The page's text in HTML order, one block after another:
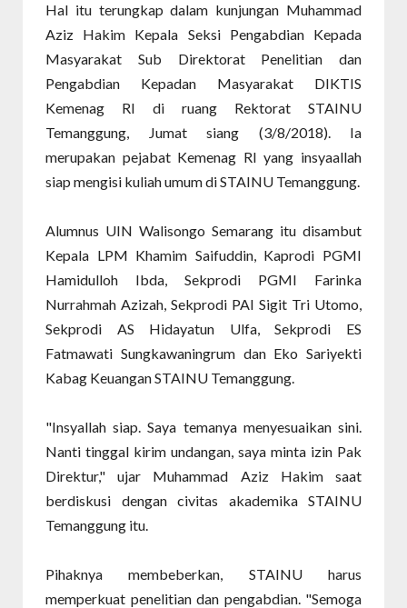
Hal itu terungkap dalam kunjungan Muhammad
Aziz Hakim Kepala Seksi Pengabdian Kepada
Masyarakat Sub Direktorat Penelitian dan
Pengabdian Kepadan Masyarakat DIKTIS
Kemenag RI di ruang Rektorat STAINU
Temanggung, Jumat siang (3/8/2018). Ia
merupakan pejabat Kemenag RI yang insyaallah
siap mengisi kuliah umum di STAINU Temanggung.
Alumnus UIN Walisongo Semarang itu disambut
Kepala LPM Khamim Saifuddin, Kaprodi PGMI
Hamidulloh Ibda, Sekprodi PGMI Farinka
Nurrahmah Azizah, Sekprodi PAI Sigit Tri Utomo,
Sekprodi AS Hidayatun Ulfa, Sekprodi ES
Fatmawati Sungkawaningrum dan Eko Sariyekti
Kabag Keuangan STAINU Temanggung.
"Insyallah siap. Saya temanya menyesuaikan sini.
Nanti tinggal kirim undangan, saya minta izin Pak
Direktur," ujar Muhammad Aziz Hakim saat
berdiskusi dengan civitas akademika STAINU
Temanggung itu.
Pihaknya membeberkan, STAINU harus
memperkuat penelitian dan pengabdian. "Semoga